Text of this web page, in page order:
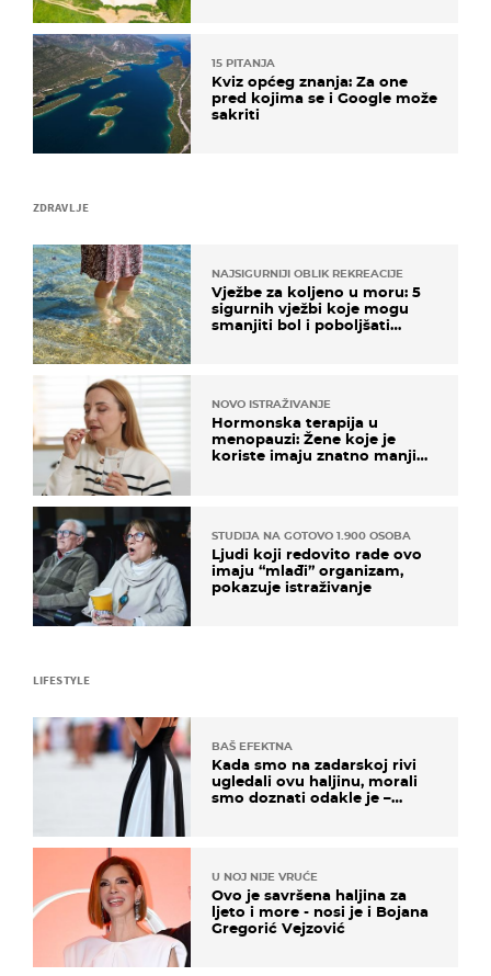
ZDRAVLJE
NAJSIGURNIJI OBLIK REKREACIJE
Vježbe za koljeno u moru: 5
sigurnih vježbi koje mogu
smanjiti bol i poboljšati
NOVO ISTRAŽIVANJE
Hormonska terapija u
menopauzi: Žene koje je
koriste imaju znatno manji
STUDIJA NA GOTOVO 1.900 OSOBA
Ljudi koji redovito rade ovo
imaju “mlađi” organizam,
pokazuje istraživanje
15 PITANJA
Kviz općeg znanja: Za one
pred kojima se i Google može
sakriti
LIFESTYLE
BAŠ EFEKTNA
Kada smo na zadarskoj rivi
ugledali ovu haljinu, morali
smo doznati odakle je –
U NOJ NIJE VRUĆE
Ovo je savršena haljina za
ljeto i more - nosi je i Bojana
Gregorić Vejzović